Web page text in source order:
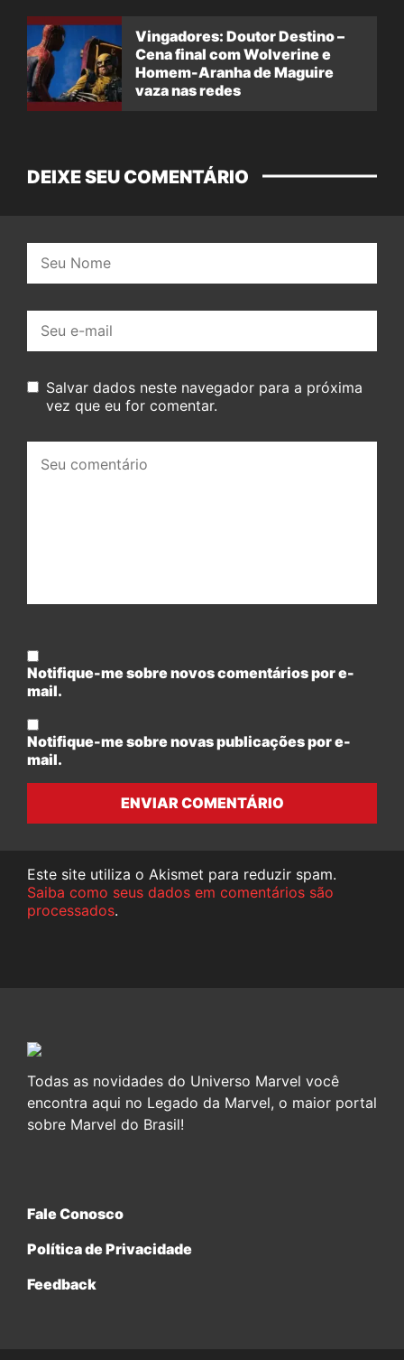
Vingadores: Doutor Destino –
Cena final com Wolverine e
Homem-Aranha de Maguire
vaza nas redes
DEIXE SEU COMENTÁRIO
mail:
Salvar dados neste navegador para a próxima
vez que eu for comentar.
comentário:
Notifique-me sobre novos comentários por e-
mail.
Notifique-me sobre novas publicações por e-
mail.
ENVIAR COMENTÁRIO
Este site utiliza o Akismet para reduzir spam.
Saiba como seus dados em comentários são
processados.
Todas as novidades do Universo Marvel você
encontra aqui no Legado da Marvel, o maior portal
sobre Marvel do Brasil!
Fale Conosco
Política de Privacidade
Feedback